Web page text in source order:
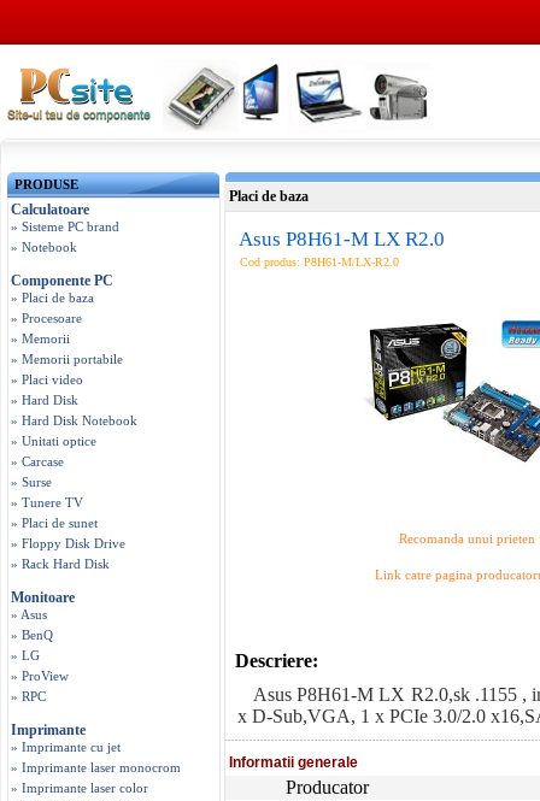
PRODUSE
Calculatoare
» Sisteme PC brand
» Notebook
Componente PC
» Placi de baza
» Procesoare
» Memorii
» Memorii portabile
» Placi video
» Hard Disk
» Hard Disk Notebook
» Unitati optice
» Carcase
» Surse
» Tunere TV
» Placi de sunet
» Floppy Disk Drive
» Rack Hard Disk
Monitoare
» Asus
» BenQ
» LG
» ProView
» RPC
Imprimante
» Imprimante cu jet
» Imprimante laser monocrom
» Imprimante laser color
Placi de baza
Asus P8H61-M LX R2.0
Cod produs: P8H61-M/LX-R2.0
Recomanda unui prieten
Link catre pagina
Descriere:
Asus P8H61-M LX R2.0,sk .1155 ,
x D-Sub,VGA, 1 x PCIe 3.0/2.0
Informatii generale
Producator